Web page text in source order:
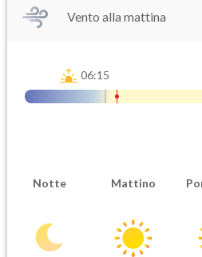
Vento alla mattina
06:15
Notte Mattino